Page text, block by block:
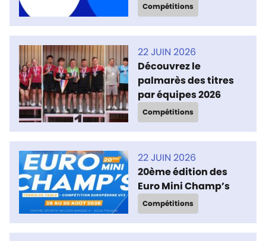
Compétitions
22 JUIN 2026
Découvrez le
palmarès des titres
par équipes 2026
Compétitions
22 JUIN 2026
20ème édition des
Euro Mini Champ’s
Compétitions